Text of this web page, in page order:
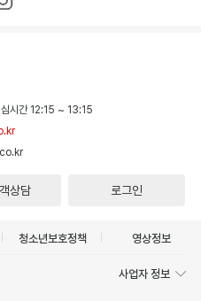
심시간 12:15 ~ 13:15
상담 로그인
청소년보호정책 영상정보
사업자 정보